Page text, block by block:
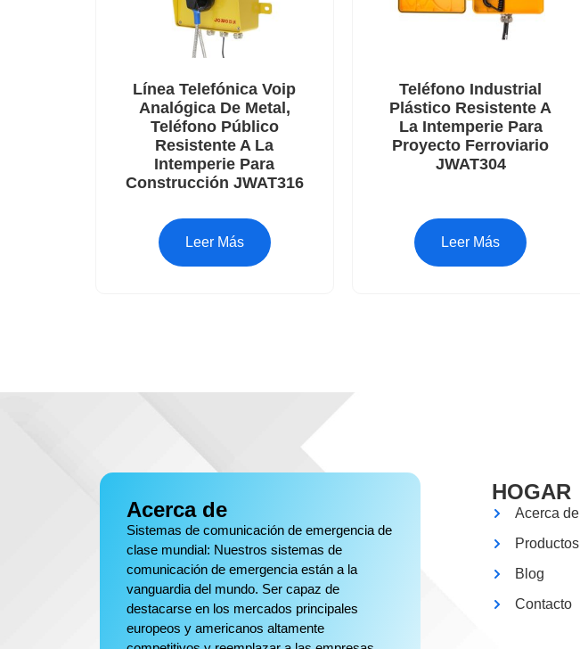
Línea Telefónica Voip
Analógica De Metal,
Teléfono Público
Resistente A La
Intemperie Para
Construcción JWAT316
Leer Más
Teléfono Industrial
Plástico Resistente A
La Intemperie Para
Proyecto Ferroviario
JWAT304
Leer Más
Acerca de
Sistemas de comunicación de emergencia de
clase mundial: Nuestros sistemas de
comunicación de emergencia están a la
vanguardia del mundo. Ser capaz de
destacarse en los mercados principales
europeos y americanos altamente
HOGAR
Acerca de
Productos
Blog
Contacto